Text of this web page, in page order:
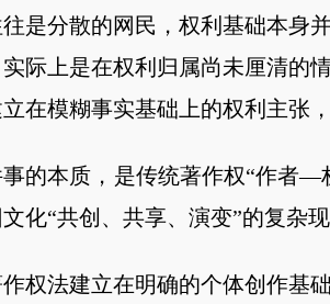
是分散的网民，权利基础本身
际上是在权利归属尚未厘清的
在模糊事实基础上的权利主张
的本质，是传统著作权“作者—
化“共创、共享、演变”的复杂现
权法建立在明确的个体创作基